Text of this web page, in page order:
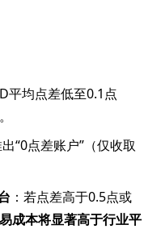
平均点差低至0.1点
出“0点差账户”（仅收取
：若点差高于0.5点或
成本将显著高于行业平